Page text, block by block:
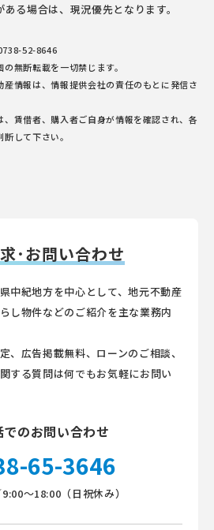
る場合は、現況優先となります。
52-8646
無断転載を一切禁じます。
情報は、情報提供会社の責任のもとに発信さ
賃借者、購入者ご自身が情報を確認され、各
して下さい。
･お問い合わせ
中紀地方を中心として、地元不動産
し物件などのご紹介を主な業務内
、広告掲載無料、ローンのご相談、
する質問は何でもお気軽にお問い
でのお問い合わせ
65-3646
～18:00（日祝休み）